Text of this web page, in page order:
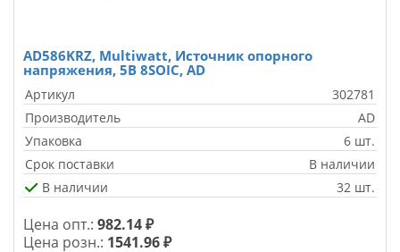
AD586KRZ, Multiwatt, Источник опорного
напряжения, 5В 8SOIC, AD
Артикул
302781
Производитель
AD
Упаковка
6 шт.
Срок поставки
В наличии
В наличии
32 шт.
Цена опт.: 982.14 ₽
Цена розн.: 1541.96 ₽